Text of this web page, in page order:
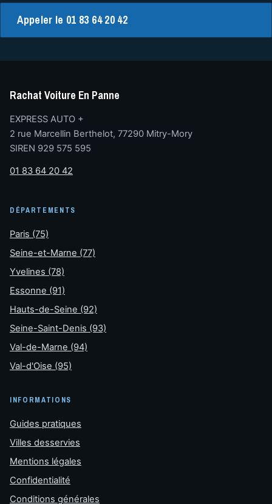
Appeler le 01 83 64 20 42
Rachat Voiture En Panne
EXPRESS AUTO +
2 rue Marcellin Berthelot, 77290 Mitry-Mory
SIREN 929 575 595
01 83 64 20 42
DÉPARTEMENTS
Paris (75)
Seine-et-Marne (77)
Yvelines (78)
Essonne (91)
Hauts-de-Seine (92)
Seine-Saint-Denis (93)
Val-de-Marne (94)
Val-d'Oise (95)
INFORMATIONS
Guides pratiques
Villes desservies
Mentions légales
Confidentialité
Conditions générales